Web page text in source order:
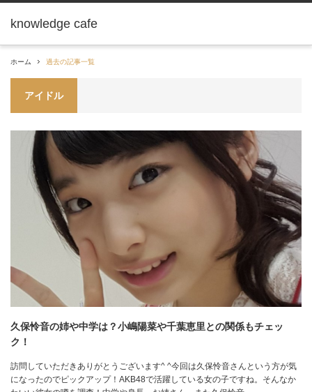
knowledge cafe
ホーム 過去の記事一覧
アイドル
久保怜音の姉や中学は？小嶋陽菜や千葉恵里との関係もチェッ
ク！
訪問していただきありがとうございます^ ^今回は久保怜音さんという方が気
になったのでピックアップ！AKB48で活躍している女の子ですね。そんなか